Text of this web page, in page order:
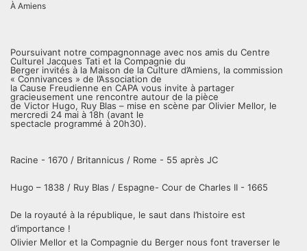
À Amiens
Poursuivant notre compagnonnage avec nos amis du Centre
Culturel Jacques Tati et la Compagnie du
Berger invités à la Maison de la Culture d’Amiens, la commission
« Connivances » de l’Association de
la Cause Freudienne en CAPA vous invite à partager
gracieusement une rencontre autour de la pièce
de Victor Hugo, Ruy Blas – mise en scène par Olivier Mellor, le
mercredi 24 mai à 18h (avant le
spectacle programmé à 20h30).
Racine - 1670 / Britannicus / Rome - 55 après JC
Hugo – 1838 / Ruy Blas / Espagne- Cour de Charles II - 1665
De la royauté à la république, le saut dans l’histoire est
d’importance !
Olivier Mellor et la Compagnie du Berger nous font traverser le